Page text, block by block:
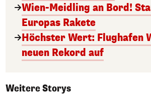
Wien-Meidling an Bord!
Europas Rakete
Höchster Wert: Flughafen
neuen Rekord auf
Weitere Storys